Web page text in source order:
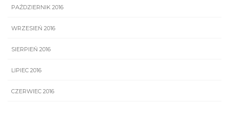
PAŹDZIERNIK 2016
WRZESIEŃ 2016
SIERPIEŃ 2016
LIPIEC 2016
CZERWIEC 2016